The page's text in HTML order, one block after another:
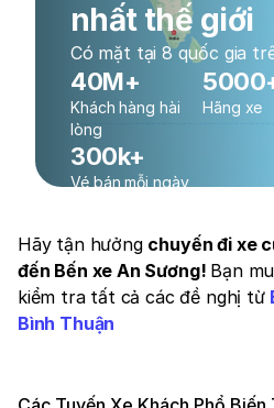
nhất thế giới
Có mặt tại 8 quốc gia
40M+
Khách hàng hài
lòng
Hãng xe
300k+
Vé bán mỗi ngày
Hãy tận hưởng chuyến đi xe
đến Bến xe An Sương! Bạn
kiểm tra tất cả các đề nghị từ
Bình Thuận